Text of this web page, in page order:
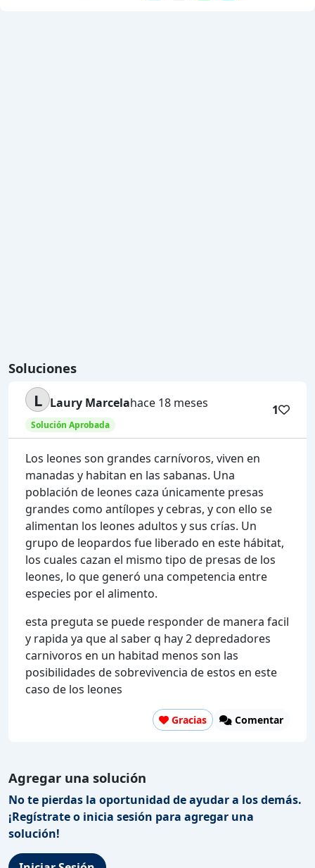
Soluciones
L Laury Marcelahace 18 meses
Solución Aprobada
1
Los leones son grandes carnívoros, viven en
manadas y habitan en las sabanas. Una
población de leones caza únicamente presas
grandes como antílopes y cebras, y con ello se
alimentan los leones adultos y sus crías. Un
grupo de leopardos fue liberado en este hábitat,
los cuales cazan el mismo tipo de presas de los
leones, lo que generó una competencia entre
especies por el alimento.
esta preguta se puede responder de manera facil
y rapida ya que al saber q hay 2 depredadores
carnivoros en un habitad menos son las
posibilidades de sobrevivencia de estos en este
caso de los leones
Gracias Comentar
Agregar una solución
No te pierdas la oportunidad de ayudar a los demás.
¡Regístrate o inicia sesión para agregar una
solución!